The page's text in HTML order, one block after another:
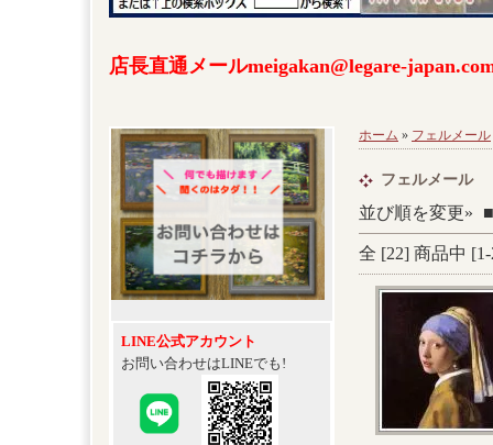
店長直通メールmeigakan@legare-
LINE公式アカウント
お問い合わせはLINEでも!
ホーム » フェルメール
フェルメール
並び順を変更» ■
全 [22] 商品中 [1-